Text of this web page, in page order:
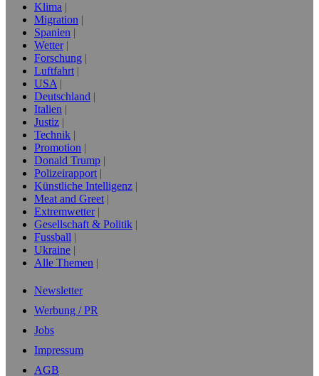
Klima
Migration
Spanien
Wetter
Forschung
Luftfahrt
USA
Deutschland
Italien
Justiz
Technik
Promotion
Donald Trump
Polizeirapport
Künstliche Intelligenz
Meat and Greet
Extremwetter
Gesellschaft & Politik
Fussball
Ukraine
Alle Themen
Newsletter
Werbung / PR
Jobs
Impressum
AGB